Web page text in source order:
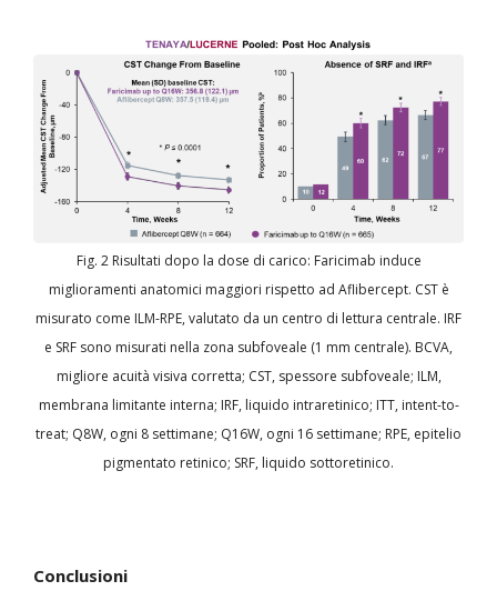
Fig. 2 Risultati dopo la dose di carico: Faricimab induce
miglioramenti anatomici maggiori rispetto ad Aflibercept. CST è
misurato come ILM-RPE, valutato da un centro di lettura centrale. IRF
e SRF sono misurati nella zona subfoveale (1 mm centrale). BCVA,
migliore acuità visiva corretta; CST, spessore subfoveale; ILM,
membrana limitante interna; IRF, liquido intraretinico; ITT, intent-to-
treat; Q8W, ogni 8 settimane; Q16W, ogni 16 settimane; RPE, epitelio
pigmentato retinico; SRF, liquido sottoretinico.
Conclusioni